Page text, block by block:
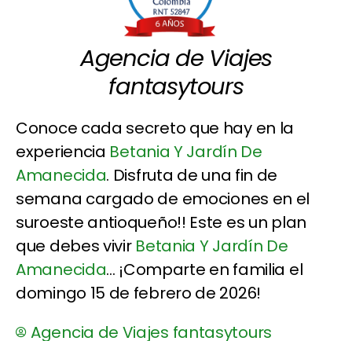
Agencia de Viajes
fantasytours
Conoce cada secreto que hay en la
experiencia Betania Y Jardín De
Amanecida. Disfruta de una fin de
semana cargado de emociones en el
suroeste antioqueño!! Este es un plan
que debes vivir Betania Y Jardín De
Amanecida... ¡Comparte en familia el
domingo 15 de febrero de 2026!
Agencia de Viajes fantasytours